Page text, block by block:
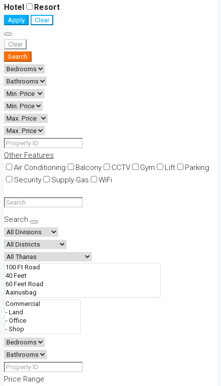
Hotel
Resort
Apply Clear
Clear
Search
Other Features
Air Conditioning
Balcony CCTV Gym Lift
Parking
Security
Supply Gas WiFi
Search
Price Range